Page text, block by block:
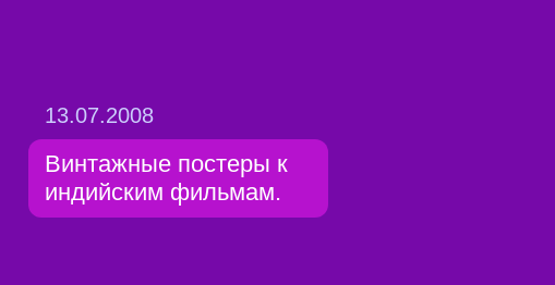
13.07.2008
Винтажные постеры к
индийским фильмам.